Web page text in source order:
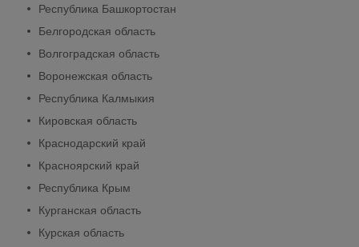
Республика Башкортостан
Белгородская область
Волгоградская область
Воронежская область
Республика Калмыкия
Кировская область
Краснодарский край
Красноярский край
Республика Крым
Курганская область
Курская область